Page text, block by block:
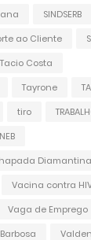
SINDSERB
ao Cliente
Tacio Costa
Tayrone
tiro
Diamantina
Vacina contra
Vaga de Emprego